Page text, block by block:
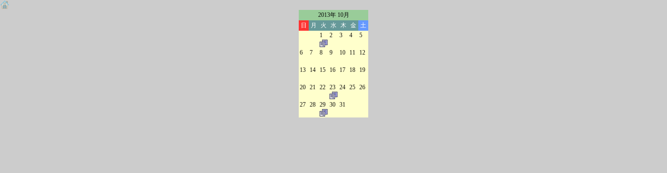
2013年 10月
日
月 火 水 木 金
土
1
2 3 4 5
6 7 8 9 10 11 12
13 14 15 16 17 18 19
20 21 22 23 24 25 26
27 28 29 30 31